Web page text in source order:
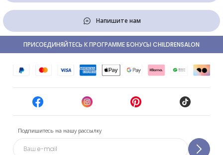
Напишите нам
Подпишитесь на нашу рассылку
ПРИСОЕДИНЯЙТЕСЬ К ПРОГРАММЕ БОНУСЫ CHILDRENSALON